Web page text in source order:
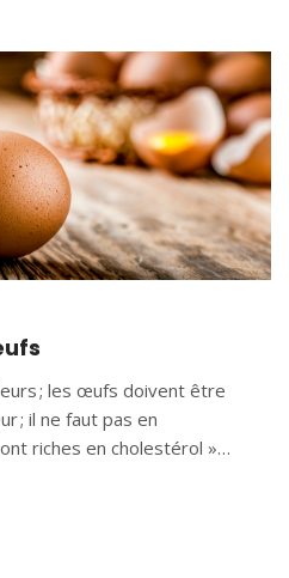
; les œufs doivent être
; il ne faut pas en
riches en cholestérol »…